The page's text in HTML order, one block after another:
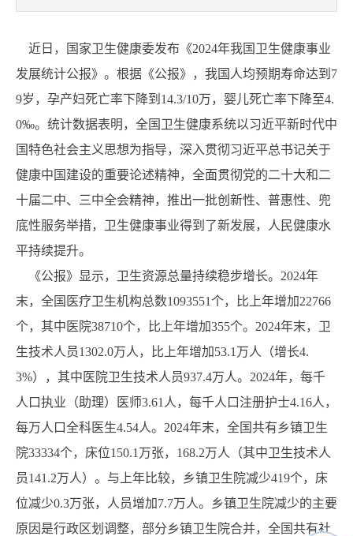
近日，国家卫生健康委发布《2024年我国卫生健康事业
发展统计公报》。根据《公报》，我国人均预期寿命达到7
9岁，孕产妇死亡率下降到14.3/10万，婴儿死亡率下降至4.
0‰。统计数据表明，全国卫生健康系统以习近平新时代中
国特色社会主义思想为指导，深入贯彻习近平总书记关于
健康中国建设的重要论述精神，全面贯彻党的二十大和二
十届二中、三中全会精神，推出一批创新性、普惠性、兜
底性服务举措，卫生健康事业得到了新发展，人民健康水
平持续提升。
《公报》显示，卫生资源总量持续稳步增长。2024年
末，全国医疗卫生机构总数1093551个，比上年增加22766
个，其中医院38710个，比上年增加355个。2024年末，卫
生技术人员1302.0万人，比上年增加53.1万人（增长4.
3%），其中医院卫生技术人员937.4万人。2024年，每千
人口执业（助理）医师3.61人，每千人口注册护士4.16人，
每万人口全科医生4.54人。2024年末，全国共有乡镇卫生
院33334个，床位150.1万张，168.2万人（其中卫生技术人
员141.2万人）。与上年比较，乡镇卫生院减少419个，床
位减少0.3万张，人员增加7.7万人。乡镇卫生院减少的主要
原因是行政区划调整，部分乡镇卫生院合并，全国共有社